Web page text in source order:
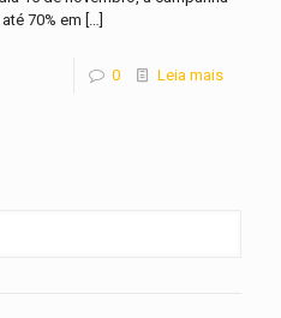
70% em […]
0 Leia mais